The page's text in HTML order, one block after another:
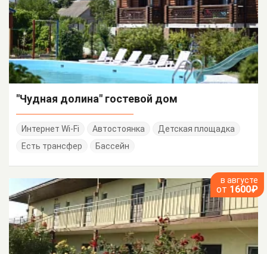
"Чудная долина" гостевой дом
Интернет Wi-Fi Автостоянка
Детская площадка
Есть трансфер
Бассейн
в августе
от 1600₽